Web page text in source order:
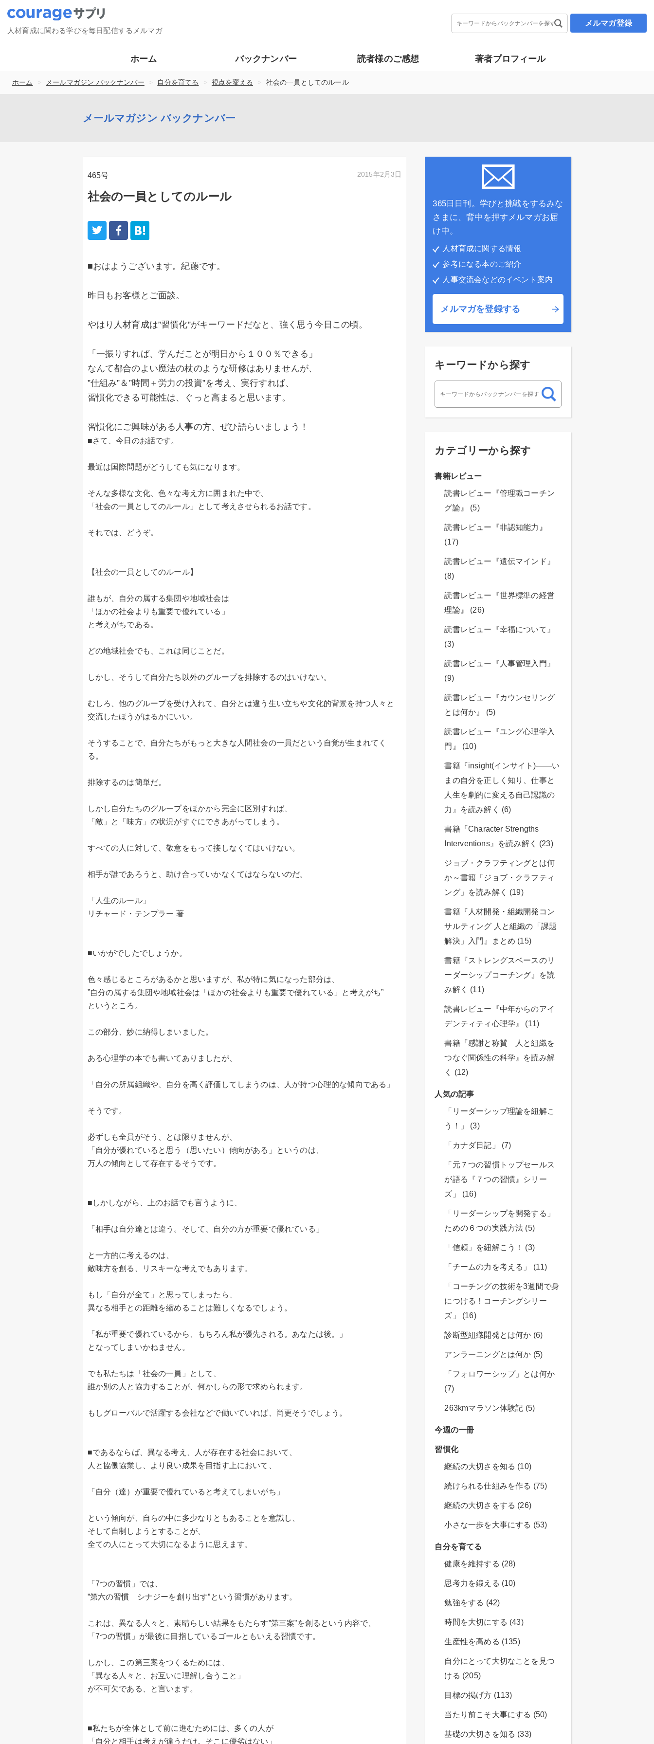
人材育成に関わる学びを毎日配信するメルマガ
メルマガ登録
ホーム バックナンバー 読者様のご感想 著者プロフィール
ホーム > メールマガジン バックナンバー > 自分を育てる > 視点を変える > 社会の一員としてのルール
メールマガジン バックナンバー
465号 2015年2月3日
社会の一員としてのルール
■おはようございます。紀藤です。
昨日もお客様とご面談。
やはり人材育成は”習慣化”がキーワードだなと、強く思う今日この頃。
「一振りすれば、学んだことが明日から１００％できる」
なんて都合のよい魔法の杖のような研修はありませんが、
”仕組み”＆”時間＋労力の投資”を考え、実行すれば、
習慣化できる可能性は、ぐっと高まると思います。
習慣化にご興味がある人事の方、ぜひ語らいましょう！
■さて、今日のお話です。
最近は国際問題がどうしても気になります。
そんな多様な文化、色々な考え方に囲まれた中で、
「社会の一員としてのルール」として考えさせられるお話です。
それでは、どうぞ。
【社会の一員としてのルール】
誰もが、自分の属する集団や地域社会は
「ほかの社会よりも重要で優れている」
と考えがちである。
どの地域社会でも、これは同じことだ。
しかし、そうして自分たち以外のグループを排除するのはいけない。
むしろ、他のグループを受け入れて、自分とは違う生い立ちや文化的背景を持つ人々と
交流したほうがはるかにいい。
そうすることで、自分たちがもっと大きな人間社会の一員だという自覚が生まれてく
る。
排除するのは簡単だ。
しかし自分たちのグループをほかから完全に区別すれば、
「敵」と「味方」の状況がすぐにできあがってしまう。
すべての人に対して、敬意をもって接しなくてはいけない。
相手が誰であろうと、助け合っていかなくてはならないのだ。
「人生のルール」
リチャード・テンプラー 著
■いかがでしたでしょうか。
色々感じるところがあるかと思いますが、私が特に気になった部分は、
”自分の属する集団や地域社会は「ほかの社会よりも重要で優れている」と考えがち”
というところ。
この部分、妙に納得しまいました。
ある心理学の本でも書いてありましたが、
「自分の所属組織や、自分を高く評価してしまうのは、人が持つ心理的な傾向である」
そうです。
必ずしも全員がそう、とは限りませんが、
「自分が優れていると思う（思いたい）傾向がある」というのは、
万人の傾向として存在するそうです。
■しかしながら、上のお話でも言うように、
「相手は自分達とは違う。そして、自分の方が重要で優れている」
と一方的に考えるのは、
敵味方を創る、リスキーな考えでもあります。
もし「自分が全て」と思ってしまったら、
異なる相手との距離を縮めることは難しくなるでしょう。
「私が重要で優れているから、もちろん私が優先される。あなたは後。」
となってしまいかねません。
でも私たちは「社会の一員」として、
誰か別の人と協力することが、何かしらの形で求められます。
もしグローバルで活躍する会社などで働いていれば、尚更そうでしょう。
■であるならば、異なる考え、人が存在する社会において、
人と協働協業し、より良い成果を目指す上において、
「自分（達）が重要で優れていると考えてしまいがち」
という傾向が、自らの中に多少なりともあることを意識し、
そして自制しようとすることが、
全ての人にとって大切になるように思えます。
「7つの習慣」では、
”第六の習慣 シナジーを創り出す”という習慣があります。
これは、異なる人々と、素晴らしい結果をもたらす”第三案”を創るという内容で、
「7つの習慣」が最後に目指しているゴールともいえる習慣です。
しかし、この第三案をつくるためには、
「異なる人々と、お互いに理解し合うこと」
が不可欠である、と言います。
■私たちが全体として前に進むためには、多くの人が
「自分と相手は考えが違うだけ。そこに優劣はない」
365日日刊。学びと挑戦をするみな
さまに、背中を押すメルマガお届
け中。
人材育成に関する情報
参考になる本のご紹介
人事交流会などのイベント案内
メルマガを登録する
キーワードから探す
カテゴリーから探す
書籍レビュー
読書レビュー『管理職コーチン
グ論』 (5)
読書レビュー『非認知能力』
(17)
読書レビュー『遺伝マインド』
(8)
読書レビュー『世界標準の経営
理論』 (26)
読書レビュー『幸福について』
(3)
読書レビュー『人事管理入門』
(9)
読書レビュー『カウンセリング
とは何か』 (5)
読書レビュー『ユング心理学入
門』 (10)
書籍『insight(インサイト)――い
まの自分を正しく知り、仕事と
人生を劇的に変える自己認識の
力』を読み解く (6)
書籍『Character Strengths
Interventions』を読み解く (23)
ジョブ・クラフティングとは何
か～書籍「ジョブ・クラフティ
ング」を読み解く (19)
書籍『人材開発・組織開発コン
サルティング 人と組織の「課題
解決」入門』まとめ (15)
書籍『ストレングスベースのリ
ーダーシップコーチング』を読
み解く (11)
読書レビュー『中年からのアイ
デンティティ心理学』 (11)
書籍『感謝と称賛 人と組織を
つなぐ関係性の科学』を読み解
く (12)
人気の記事
「リーダーシップ理論を紐解こ
う！」 (3)
「カナダ日記」 (7)
「元７つの習慣トップセールス
が語る『７つの習慣』シリー
ズ」 (16)
「リーダーシップを開発する」
ための６つの実践方法 (5)
「信頼」を紐解こう！ (3)
「チームの力を考える」 (11)
「コーチングの技術を3週間で身
につける！コーチングシリー
ズ」 (16)
診断型組織開発とは何か (6)
アンラーニングとは何か (5)
「フォロワーシップ」とは何か
(7)
263kmマラソン体験記 (5)
今週の一冊
習慣化
継続の大切さを知る (10)
続けられる仕組みを作る (75)
継続の大切さをする (26)
小さな一歩を大事にする (53)
自分を育てる
健康を維持する (28)
思考力を鍛える (10)
勉強をする (42)
時間を大切にする (43)
生産性を高める (135)
自分にとって大切なことを見つ
ける (205)
目標の掲げ方 (113)
当たり前こそ大事にする (50)
基礎の大切さを知る (33)